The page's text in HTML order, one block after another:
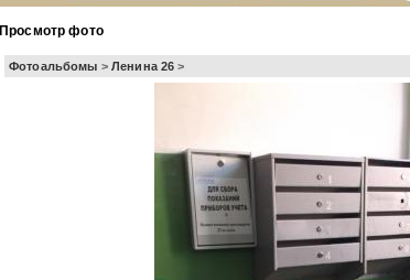
Просмотр фото
Фотоальбомы >Ленина 26 >